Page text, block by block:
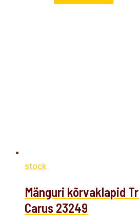
stock
Mänguri kõrvaklapid
Carus 23249